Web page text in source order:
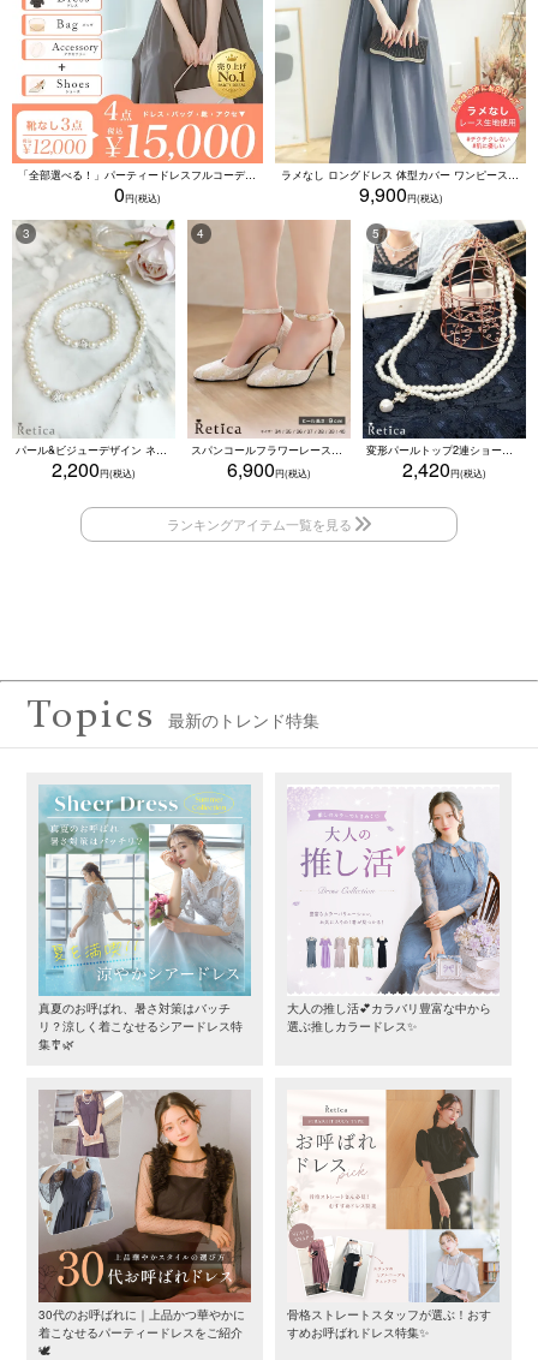
「全部選べる！」パーティードレスフルコーデセット (ドレス1点＋バッグ1点＋アクセ1点+靴1足/4点15000円(税込)/靴なしで12000円(税込))
0
ラメなし ロングドレス 体型カバー ワンピース 敏感肌対応 結婚式 二次会 お呼ばれ 大人 上品 (Sサイズ～5Lサイズ)
9,900
2,200 6,900 2,420
Topics 最新のトレンド特集
真夏のお呼ばれ、暑さ対策はバッチ
リ？涼しく着こなせるシアードレス特
集🎐🌿
大人の推し活💕カラバリ豊富な中から
選ぶ推しカラードレス✨
30代のお呼ばれに｜上品かつ華やかに
着こなせるパーティードレスをご紹介
🕊️
骨格ストレートスタッフが選ぶ！おす
すめお呼ばれドレス特集✨